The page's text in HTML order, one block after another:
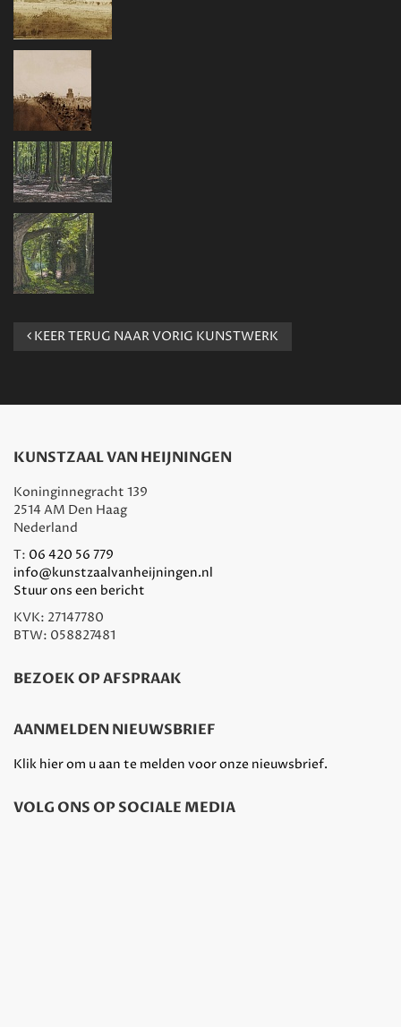
KEER TERUG NAAR VORIG KUNSTWERK
KUNSTZAAL VAN HEIJNINGEN
Koninginnegracht 139
2514 AM Den Haag
Nederland
T: 06 420 56 779
info@kunstzaalvanheijningen.nl
Stuur ons een bericht
KVK: 27147780
BTW: 058827481
BEZOEK OP AFSPRAAK
AANMELDEN NIEUWSBRIEF
Klik hier om u aan te melden voor onze nieuwsbrief.
VOLG ONS OP SOCIALE MEDIA